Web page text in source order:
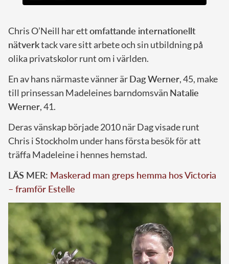
Chris O’Neill har ettomfattande internationellt
nätverktack vare sitt arbete och sin utbildning på
olika privatskolor runt om i världen.
En av hans närmaste vänner ärDag Werner, 45, make
till prinsessan Madeleines barndomsvän Natalie
Werner, 41.
Deras vänskap började 2010 när Dag visade runt
Chris i Stockholm under hans första besök för att
träffa Madeleine i hennes hemstad.
LÄS MER: Maskerad man greps hemma hos Victoria
– framför Estelle